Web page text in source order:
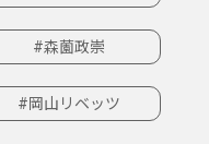
#森薗政崇
#岡山リベッツ